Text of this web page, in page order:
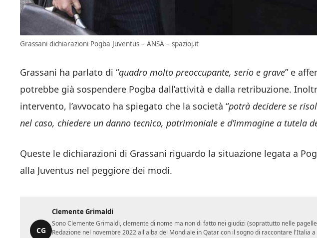
Grassani dichiarazioni Pogba Juventus – ANSA – spazioj.it
Grassani ha parlato di “quadro molto preoccupante, serio e grave” e
potrebbe già sospendere Pogba dall’attività e dalla retribuzione.
intervento, l’avvocato ha spiegato che la società “potrà decidere se
nel caso, chiedere un danno tecnico, patrimoniale e d’immagine a tutela
Queste le dichiarazioni di Grassani riguardo la situazione legata a
alla Juventus nel peggiore dei modi.
CG
Clemente Grimaldi
Sono Clemente Grimaldi, clemente di nome ma non di fatto nei giudizi (soprattutto nelle
Redazione nel novembre 2022 all'alba del Mondiale in Qatar con il sogno di raccontare l'Italia